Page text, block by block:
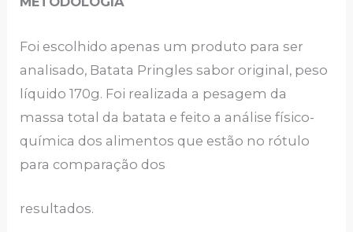
Foi escolhido apenas um produto para ser
analisado, Batata Pringles sabor original, peso
líquido 170g. Foi realizada a pesagem da
massa total da batata e feito a análise físico-
química dos alimentos que estão no rótulo
para comparação dos
resultados.